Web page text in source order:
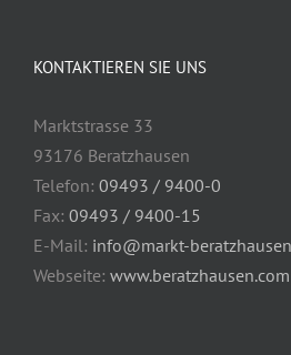
KONTAKTIEREN SIE UNS
Marktstrasse 33
93176 Beratzhausen
Telefon: 09493 / 9400-0
Fax: 09493 / 9400-15
E-Mail: info@markt-
Webseite: www.beratzhausen.com